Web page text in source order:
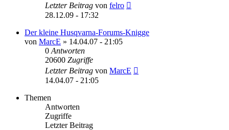
Letzter Beitrag von felro
28.12.09 - 17:32
Der kleine Husqvarna-Forums-Knigge
von MarcE » 14.04.07 - 21:05
0 Antworten
20600 Zugriffe
Letzter Beitrag von MarcE
14.04.07 - 21:05
Themen
Antworten
Zugriffe
Letzter Beitrag